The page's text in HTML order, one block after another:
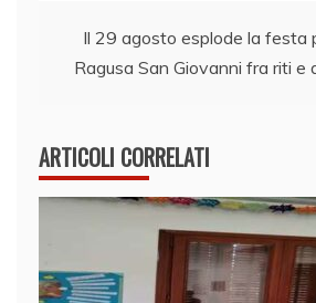
Il 29 agosto esplode la festa
Ragusa San Giovanni fra riti e
ARTICOLI CORRELATI